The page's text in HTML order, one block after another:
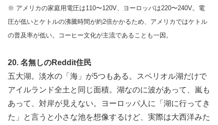
※ アメリカの家庭用電圧は110〜120V、ヨーロッパは220〜240V。電
圧が低いとケトルの沸騰時間が約2倍かかるため、アメリカではケトル
の普及率が低い。コーヒー文化が主流であることも一因。
20. 名無しのReddit住民
五大湖。淡水の「海」が5つもある。スペリオル湖だけで
アイルランド全土と同じ面積。湖なのに波があって、嵐も
あって、対岸が見えない。ヨーロッパ人に「湖に行ってき
た」と言うと小さな池を想像するけど、実際は大西洋みた